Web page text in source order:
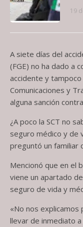
19
A siete días del
(FGE) no ha dado a
accidente y
Comunicaciones y
alguna sanción
¿A poco la SCT no
seguro médico y de
preguntó un familiar
Mencionó que en el
viene un apartado
seguro de vida y
«No nos
llevar de inmediato